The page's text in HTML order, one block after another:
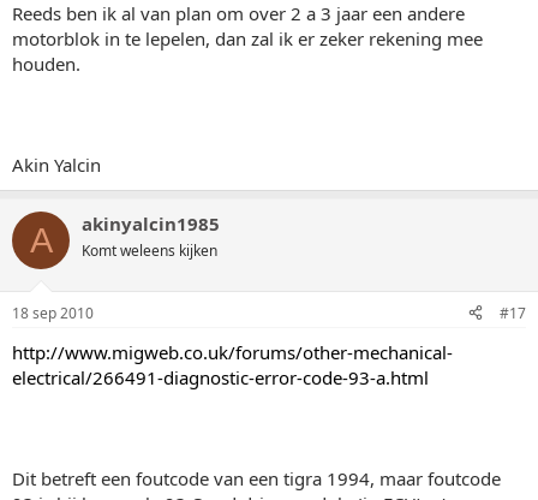
Reeds ben ik al van plan om over 2 a 3 jaar een andere
motorblok in te lepelen, dan zal ik er zeker rekening mee
houden.
Akin Yalcin
A akinyalcin1985
Komt weleens kijken
18 sep 2010 #17
http://www.migweb.co.uk/forums/other-mechanical-
electrical/266491-diagnostic-error-code-93-a.html
Dit betreft een foutcode van een tigra 1994, maar foutcode